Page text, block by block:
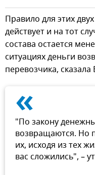
Правило для этих
действует и на тот
состава остается
ситуациях деньги
перевозчика,
«
"По закону
возвращаются. Но
их, исходя из тех
вас сложились", –